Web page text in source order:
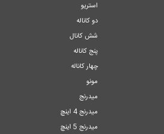
استریو
دو کاناله
شش کانال
پنج کاناله
چهار کاناله
مونو
میدرنج
میدرنج 4 اینچ
میدرنج 5 اینچ